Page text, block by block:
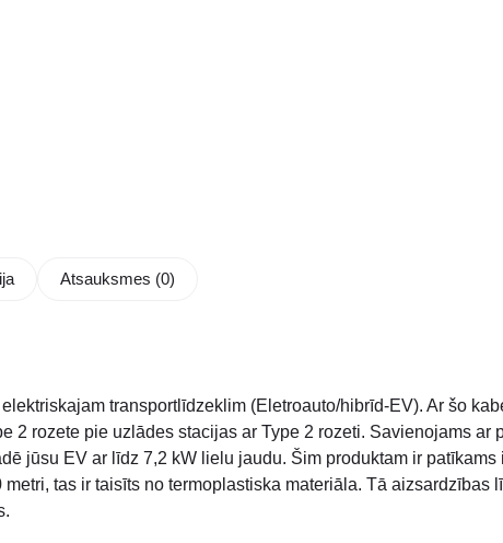
Atsauksmes (0)
transportlīdzeklim (Eletroauto/hibrīd-EV). Ar šo
2 rozete pie uzlādes stacijas ar Type 2 rozeti. Savienojams
jūsu EV ar līdz 7,2 kW lielu jaudu. Šim produktam ir
tas ir taisīts no termoplastiska materiāla. Tā